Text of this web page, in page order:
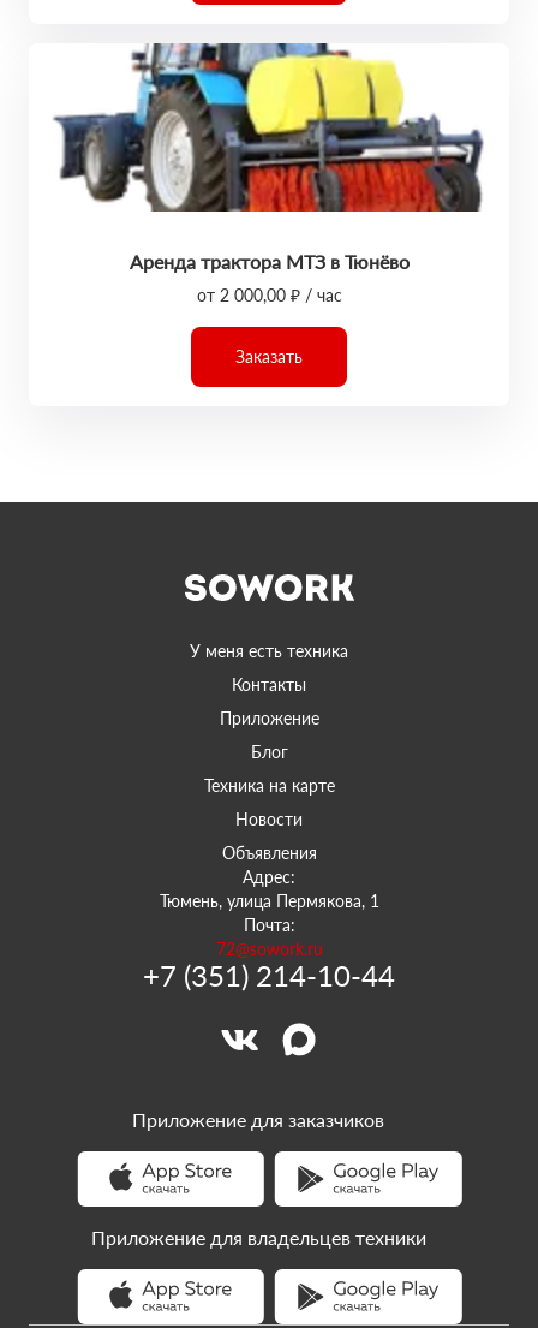
Аренда трактора МТЗ в Тюнёво
от 2 000,00 ₽ / час
Заказать
У меня есть техника
Контакты
Приложение
Блог
Техника на карте
Новости
Объявления
Адрес:
Тюмень, улица Пермякова, 1
Почта:
72@sowork.ru
+7 (351) 214-10-44
Приложение для заказчиков
Приложение для владельцев техники